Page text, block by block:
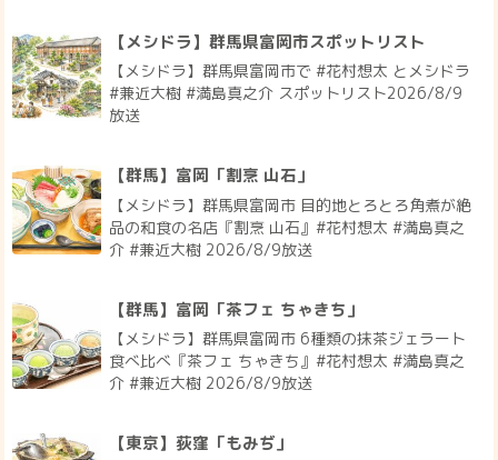
【メシドラ】群馬県富岡市スポットリスト
【メシドラ】群馬県富岡市で #花村想太 とメシドラ
#兼近大樹 #満島真之介 スポットリスト2026/8/9
放送
【群馬】富岡「割烹 山石」
【メシドラ】群馬県富岡市 目的地とろとろ角煮が絶
品の和食の名店『割烹 山石』#花村想太 #満島真之
介 #兼近大樹 2026/8/9放送
【群馬】富岡「茶フェ ちゃきち」
【メシドラ】群馬県富岡市 6種類の抹茶ジェラート
食べ比べ『茶フェ ちゃきち』#花村想太 #満島真之
介 #兼近大樹 2026/8/9放送
【東京】荻窪「もみぢ」